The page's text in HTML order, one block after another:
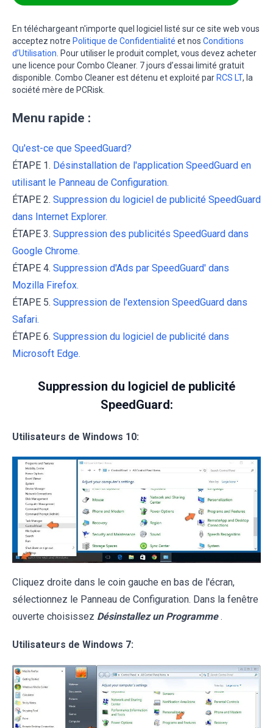
En téléchargeant n'importe quel logiciel listé sur ce site web vous
acceptez notre Politique de Confidentialité et nos Conditions
d’Utilisation . Pour utiliser le produit complet, vous devez acheter
une licence pour Combo Cleaner. 7 jours d’essai limité gratuit
disponible. Combo Cleaner est détenu et exploité par RCS LT, la
société mère de PCRisk.
Menu rapide :
Qu'est-ce que SpeedGuard?
ÉTAPE 1. Désinstallation de l'application SpeedGuard en
utilisant le Panneau de Configuration.
ÉTAPE 2. Suppression du logiciel de publicité SpeedGuard
dans Internet Explorer.
ÉTAPE 3. Suppression des publicités SpeedGuard dans
Google Chrome.
ÉTAPE 4. Suppression d'Ads par SpeedGuard' dans
Mozilla Firefox.
ÉTAPE 5. Suppression de l'extension SpeedGuard dans
Safari.
ÉTAPE 6. Suppression du logiciel de publicité dans
Microsoft Edge.
Suppression du logiciel de publicité
SpeedGuard:
Utilisateurs de Windows 10:
Cliquez droite dans le coin gauche en bas de l'écran,
sélectionnez le Panneau de Configuration. Dans la fenêtre
ouverte choisissez Désinstallez un Programme .
Utilisateurs de Windows 7: